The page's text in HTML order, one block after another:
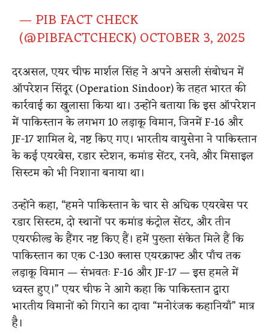
— PIB FACT CHECK
(@PIBFACTCHECK) OCTOBER 3, 2025
दरअसल, एयर चीफ मार्शल सिंह ने अपने असली संबोधन में
ऑपरेशन सिंदूर (Operation Sindoor) के तहत भारत की
कार्रवाई का खुलासा किया था। उन्होंने बताया कि इस ऑपरेशन
में पाकिस्तान के लगभग 10 लड़ाकू विमान, जिनमें F-16 और
JF-17 शामिल थे, नष्ट किए गए। भारतीय वायुसेना ने पाकिस्तान
के कई एयरबेस, रडार स्टेशन, कमांड सेंटर, रनवे, और मिसाइल
सिस्टम को भी निशाना बनाया था।
उन्होंने कहा, “हमने पाकिस्तान के चार से अधिक एयरबेस पर
रडार सिस्टम, दो स्थानों पर कमांड कंट्रोल सेंटर, और तीन
एयरफील्ड के हैंगर नष्ट किए हैं। हमें पुख्ता संकेत मिले हैं कि
पाकिस्तान का एक C-130 क्लास एयरक्राफ्ट और पाँच तक
लड़ाकू विमान — संभवतः F-16 और JF-17 — इस हमले में
ध्वस्त हुए।” एयर चीफ ने आगे कहा कि पाकिस्तान द्वारा
भारतीय विमानों को गिराने का दावा “मनोरंजक कहानियाँ” मात्र
है।